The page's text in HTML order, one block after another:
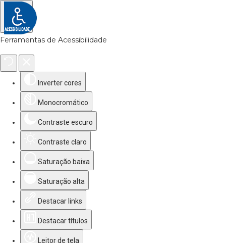
Ferramentas de Acessibilidade
Inverter cores
Monocromático
Contraste escuro
Contraste claro
Saturação baixa
Saturação alta
Destacar links
Destacar títulos
Leitor de tela